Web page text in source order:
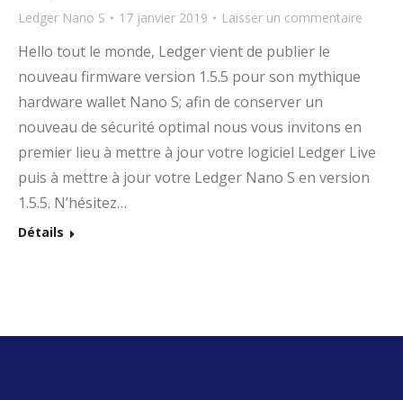
Ledger Nano S 17 janvier 2019 Laisser un commentaire
Hello tout le monde, Ledger vient de publier le
nouveau firmware version 1.5.5 pour son mythique
hardware wallet Nano S; afin de conserver un
nouveau de sécurité optimal nous vous invitons en
premier lieu à mettre à jour votre logiciel Ledger Live
puis à mettre à jour votre Ledger Nano S en version
1.5.5. N’hésitez…
Détails